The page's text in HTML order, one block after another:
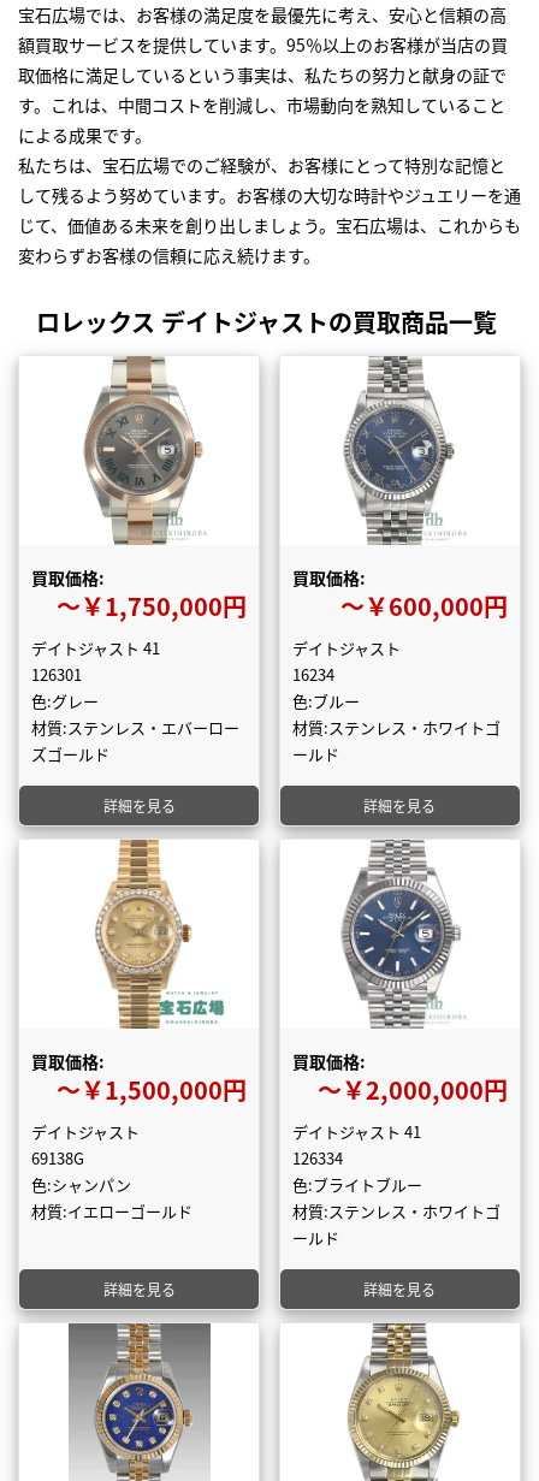
宝石広場では、お客様の満足度を最優先に考え、安心と信頼の高
額買取サービスを提供しています。95％以上のお客様が当店の買
取価格に満足しているという事実は、私たちの努力と献身の証で
す。これは、中間コストを削減し、市場動向を熟知していること
による成果です。
私たちは、宝石広場でのご経験が、お客様にとって特別な記憶と
して残るよう努めています。お客様の大切な時計やジュエリーを通
じて、価値ある未来を創り出しましょう。宝石広場は、これからも
変わらずお客様の信頼に応え続けます。
ロレックス デイトジャストの買取商品一覧
買取価格:
〜￥1,750,000円
デイトジャスト 41
126301
色:グレー
材質:ステンレス・エバーロー
ズゴールド
詳細を見る
買取価格:
〜￥600,000円
デイトジャスト
16234
色:ブルー
材質:ステンレス・ホワイトゴ
ールド
詳細を見る
買取価格:
〜￥1,500,000円
デイトジャスト
69138G
色:シャンパン
材質:イエローゴールド
詳細を見る
買取価格:
〜￥2,000,000円
デイトジャスト 41
126334
色:ブライトブルー
材質:ステンレス・ホワイトゴ
ールド
詳細を見る